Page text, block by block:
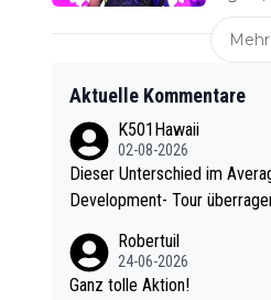
Aktuelle Kommentare
K501Hawaii
02-08-2026
Dieser Unterschied im Average ist
Development- Tour
e mal 40+ erst recht. Da gewinnst keinen Blumentopf - ist ja n
och krasser wie ein Pokalspiel eines Kreisligisten vs einem Bu
Robertuil
24-06-2026
Ganz tolle Aktion!